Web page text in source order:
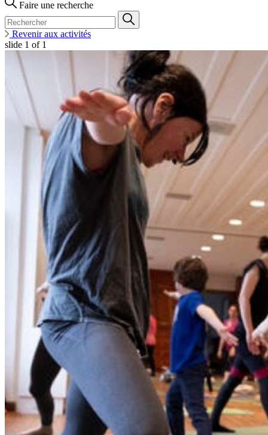
Faire une recherche
Revenir aux activités
slide 1 of 1